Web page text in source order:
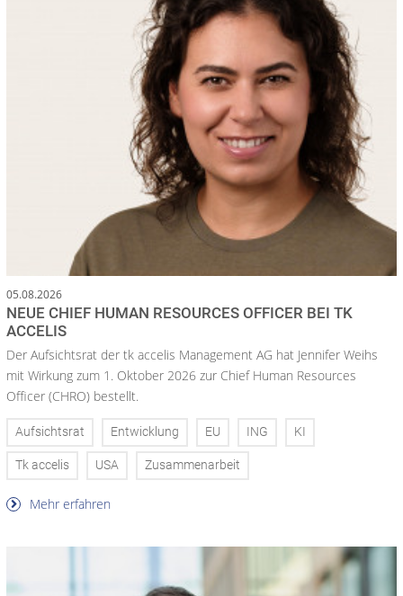
05.08.2026
NEUE CHIEF HUMAN RESOURCES OFFICER BEI TK
ACCELIS
Der Aufsichtsrat der tk accelis Management AG hat Jennifer Weihs
mit Wirkung zum 1. Oktober 2026 zur Chief Human Resources
Officer (CHRO) bestellt.
Aufsichtsrat Entwicklung EU ING KI
Tk accelis USA Zusammenarbeit
Mehr erfahren